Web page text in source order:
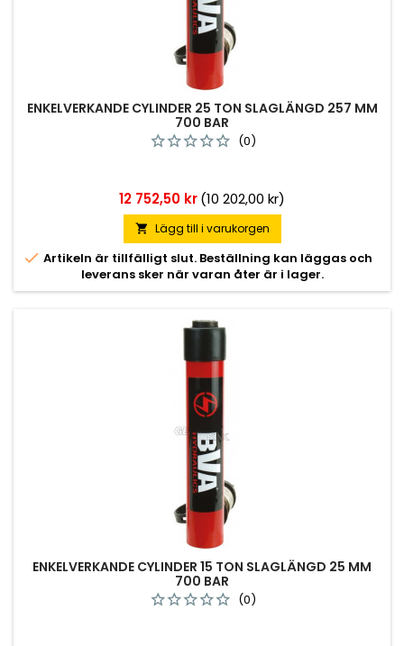
ENKELVERKANDE CYLINDER 25 TON SLAGLÄNGD 257 MM
700 BAR
(0)
Pris
12 752,50 kr(10 202,00 kr)
 Lägg till i varukorgen
 Artikeln är tillfälligt slut. Beställning kan läggas och
leverans sker när varan åter är i lager.
ENKELVERKANDE CYLINDER 15 TON SLAGLÄNGD 25 MM
700 BAR
(0)